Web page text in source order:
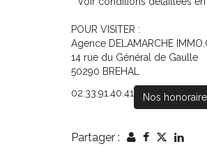
POUR VISITER :
Agence DELAMARCHE
14 rue du Général de Gaulle
50290 BREHAL
02.33.91.40.41
Nos
Partager :